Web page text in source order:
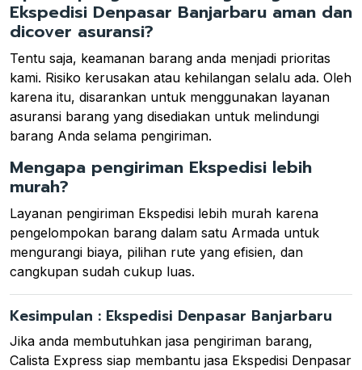
Ekspedisi Denpasar Banjarbaru aman dan
dicover asuransi?
Tentu saja, keamanan barang anda menjadi prioritas
kami. Risiko kerusakan atau kehilangan selalu ada. Oleh
karena itu, disarankan untuk menggunakan layanan
asuransi barang yang disediakan untuk melindungi
barang Anda selama pengiriman.
Mengapa pengiriman Ekspedisi lebih
murah?
Layanan pengiriman Ekspedisi lebih murah karena
pengelompokan barang dalam satu Armada untuk
mengurangi biaya, pilihan rute yang efisien, dan
cangkupan sudah cukup luas.
Kesimpulan : Ekspedisi Denpasar Banjarbaru
Jika anda membutuhkan jasa pengiriman barang,
Calista Express siap membantu jasa Ekspedisi Denpasar